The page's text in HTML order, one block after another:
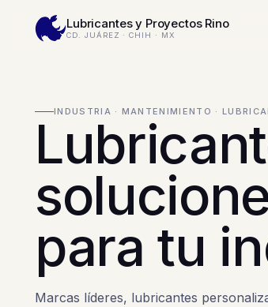
Lubricantes y Proyectos Rino
CD. JUÁREZ · CHIH · MX
INDUSTRIA · MANTENIMIENTO ·
para tu
Marcas líderes, lubricantes